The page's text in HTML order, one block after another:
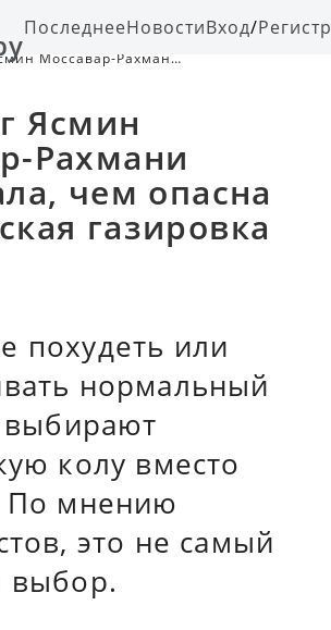
ПоследнееНовостиВход/
Моссавар-Рахмани
Ясмин
Рахмани
чем опасна
газировка
похудеть или
нормальный
выбирают
колу вместо
мнению
это не самый
выбор.